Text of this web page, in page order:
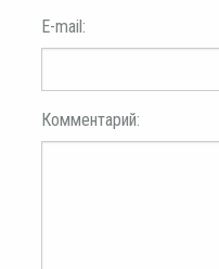
E-mail:
Комментарий: